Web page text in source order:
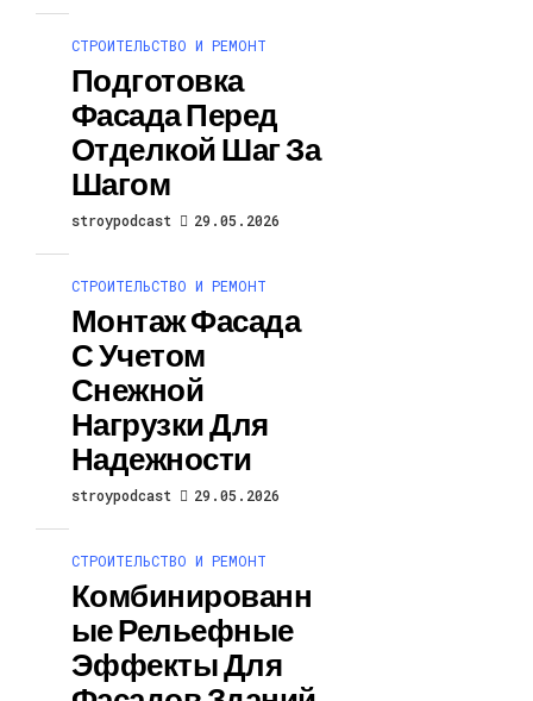
СТРОИТЕЛЬСТВО И РЕМОНТ
Подготовка
Фасада Перед
Отделкой Шаг За
Шагом
stroypodcast 29.05.2026
СТРОИТЕЛЬСТВО И РЕМОНТ
Монтаж Фасада
С Учетом
Снежной
Нагрузки Для
Надежности
stroypodcast 29.05.2026
СТРОИТЕЛЬСТВО И РЕМОНТ
Комбинированн
Ые Рельефные
Эффекты Для